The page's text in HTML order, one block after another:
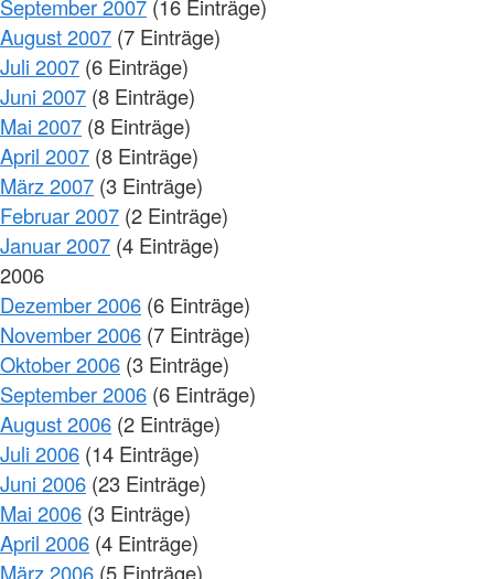
September 2007 (16 Einträge)
August 2007 (7 Einträge)
Juli 2007 (6 Einträge)
Juni 2007 (8 Einträge)
Mai 2007 (8 Einträge)
April 2007 (8 Einträge)
März 2007 (3 Einträge)
Februar 2007 (2 Einträge)
Januar 2007 (4 Einträge)
2006
Dezember 2006 (6 Einträge)
November 2006 (7 Einträge)
Oktober 2006 (3 Einträge)
September 2006 (6 Einträge)
August 2006 (2 Einträge)
Juli 2006 (14 Einträge)
Juni 2006 (23 Einträge)
Mai 2006 (3 Einträge)
April 2006 (4 Einträge)
März 2006 (5 Einträge)